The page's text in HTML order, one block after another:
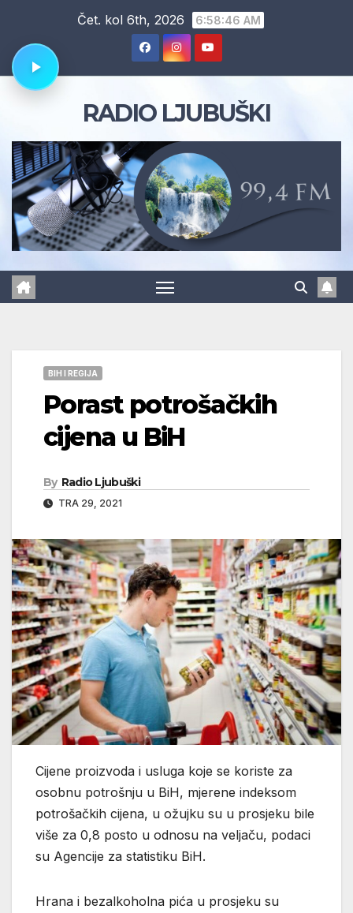
content
Čet. kol 6th, 2026 6:58:47 AM
RADIO LJUBUŠKI
BIH I REGIJA
Porast potrošačkih
cijena u BiH
By Radio Ljubuški
TRA 29, 2021
Cijene proizvoda i usluga koje se koriste za
osobnu potrošnju u BiH, mjerene indeksom
potrošačkih cijena, u ožujku su u prosjeku bile
više za 0,8 posto u odnosu na veljaču, podaci
su Agencije za statistiku BiH.
Hrana i bezalkoholna pića u prosjeku su